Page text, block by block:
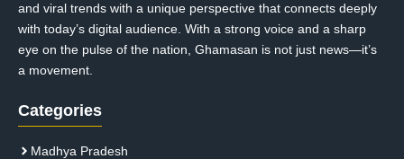
and viral trends with a unique perspective that connects deeply
with today’s digital audience. With a strong voice and a sharp
eye on the pulse of the nation, Ghamasan is not just news—it’s
a movement.
Categories
Madhya Pradesh